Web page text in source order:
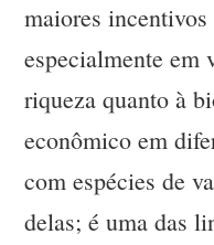
maiores incentivos
especialmente em
riqueza quanto à
econômico em
com espécies de
delas; é uma das